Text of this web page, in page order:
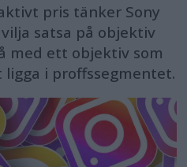
pris tänker Sony
satsa på objektiv
med ett objektiv som
i proffssegmentet.